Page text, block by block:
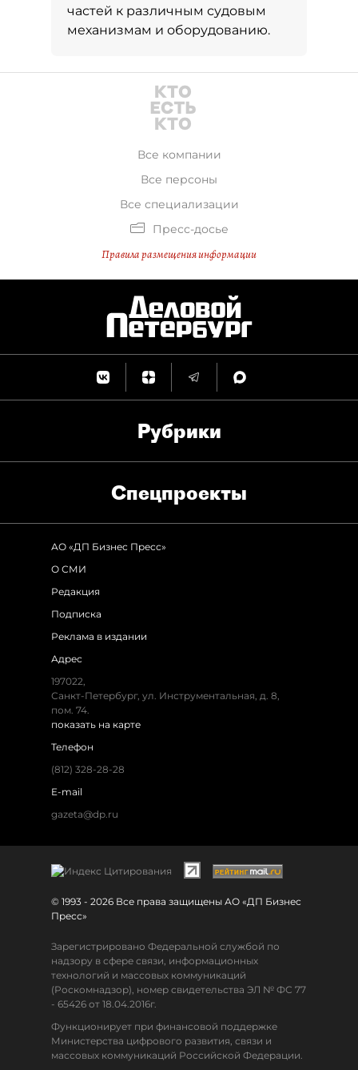
частей к различным судовым
механизмам и оборудованию.
Все компании
Все персоны
Все специализации
Пресс-досье
Правила размещения информации
Рубрики
Спец­проекты
АО «ДП Бизнес Пресс»
О СМИ
Редакция
Подписка
Реклама в издании
Адрес
197022,
Санкт-Петербург, ул. Инструментальная, д. 8,
пом. 74.
показать на карте
Телефон
(812) 328-28-28
E-mail
gazeta@dp.ru
© 1993 - 2026 Все права защищены АО «ДП Бизнес
Пресс»
Зарегистрировано Федеральной службой по
надзору в сфере связи, информационных
технологий и массовых коммуникаций
(Роскомнадзор), номер свидетельства ЭЛ № ФС 77
- 65426 от 18.04.2016г.
Функционирует при финансовой поддержке
Министерства цифрового развития, связи и
массовых коммуникаций Российской Федерации.